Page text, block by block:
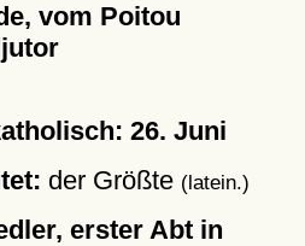
vom Poitou
26. Juni
der Größte (latein.)
erster Abt in